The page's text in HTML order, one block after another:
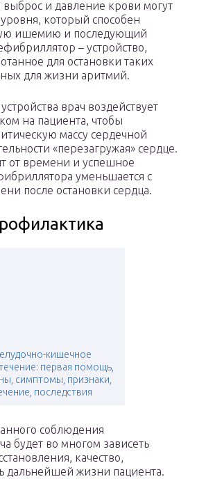
и давление крови могут
уровня, который способен
ишемию и последующий
– устройство,
для остановки таких
для жизни аритмий.
врач воздействует
на пациента, чтобы
массу сердечной
«перезагружая» сердце.
от времени и успешное
уменьшается с
после остановки сердца.
кишечное
первая помощь,
симптомы, признаки,
последствия
соблюдения
будет во многом зависеть
качество,
дальнейшей жизни пациента.